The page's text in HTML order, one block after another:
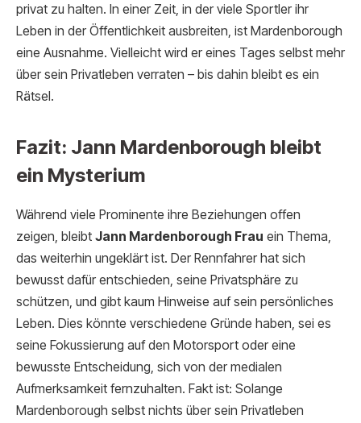
privat zu halten. In einer Zeit, in der viele Sportler ihr
Leben in der Öffentlichkeit ausbreiten, ist Mardenborough
eine Ausnahme. Vielleicht wird er eines Tages selbst mehr
über sein Privatleben verraten – bis dahin bleibt es ein
Rätsel.
Fazit: Jann Mardenborough bleibt
ein Mysterium
Während viele Prominente ihre Beziehungen offen
zeigen, bleibt Jann Mardenborough Frau ein Thema,
das weiterhin ungeklärt ist. Der Rennfahrer hat sich
bewusst dafür entschieden, seine Privatsphäre zu
schützen, und gibt kaum Hinweise auf sein persönliches
Leben. Dies könnte verschiedene Gründe haben, sei es
seine Fokussierung auf den Motorsport oder eine
bewusste Entscheidung, sich von der medialen
Aufmerksamkeit fernzuhalten. Fakt ist: Solange
Mardenborough selbst nichts über sein Privatleben